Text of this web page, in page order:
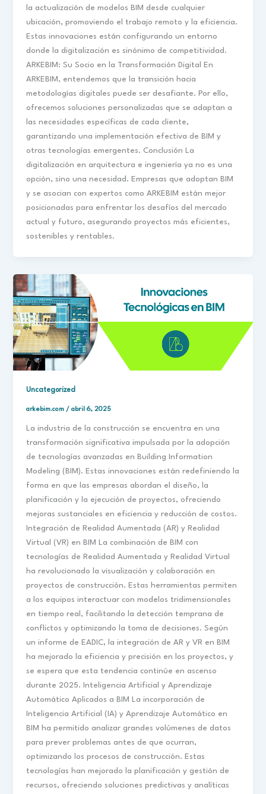
la actualización de modelos BIM desde cualquier
ubicación, promoviendo el trabajo remoto y la eficiencia.​
Estas innovaciones están configurando un entorno
donde la digitalización es sinónimo de competitividad. ​
ARKEBIM: Su Socio en la Transformación Digital​ En
ARKEBIM, entendemos que la transición hacia
metodologías digitales puede ser desafiante. Por ello,
ofrecemos soluciones personalizadas que se adaptan a
las necesidades específicas de cada cliente,
garantizando una implementación efectiva de BIM y
otras tecnologías emergentes.​ Conclusión​ La
digitalización en arquitectura e ingeniería ya no es una
opción, sino una necesidad. Empresas que adoptan BIM
y se asocian con expertos como ARKEBIM están mejor
posicionadas para enfrentar los desafíos del mercado
actual y futuro, asegurando proyectos más eficientes,
sostenibles y rentables.
Uncategorized
arkebim.com /abril 6, 2025
La industria de la construcción se encuentra en una
transformación significativa impulsada por la adopción
de tecnologías avanzadas en Building Information
Modeling (BIM). Estas innovaciones están redefiniendo la
forma en que las empresas abordan el diseño, la
planificación y la ejecución de proyectos, ofreciendo
mejoras sustanciales en eficiencia y reducción de costos.
Integración de Realidad Aumentada (AR) y Realidad
Virtual (VR) en BIM La combinación de BIM con
tecnologías de Realidad Aumentada y Realidad Virtual
ha revolucionado la visualización y colaboración en
proyectos de construcción. Estas herramientas permiten
a los equipos interactuar con modelos tridimensionales
en tiempo real, facilitando la detección temprana de
conflictos y optimizando la toma de decisiones. Según
un informe de EADIC, la integración de AR y VR en BIM
ha mejorado la eficiencia y precisión en los proyectos, y
se espera que esta tendencia continúe en ascenso
durante 2025. Inteligencia Artificial y Aprendizaje
Automático Aplicados a BIM La incorporación de
Inteligencia Artificial (IA) y Aprendizaje Automático en
BIM ha permitido analizar grandes volúmenes de datos
para prever problemas antes de que ocurran,
optimizando los procesos de construcción. Estas
tecnologías han mejorado la planificación y gestión de
recursos, ofreciendo soluciones predictivas y analíticas